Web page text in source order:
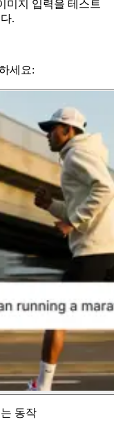
미지 입력을 테스트
.
세요:
동작